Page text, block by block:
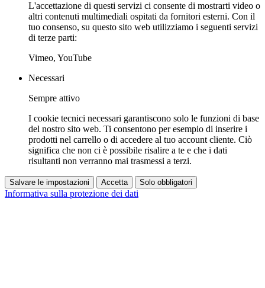
L'accettazione di questi servizi ci consente di mostrarti video o
altri contenuti multimediali ospitati da fornitori esterni. Con il
tuo consenso, su questo sito web utilizziamo i seguenti servizi
di terze parti:
Vimeo, YouTube
Necessari
Sempre attivo
I cookie tecnici necessari garantiscono solo le funzioni di base
del nostro sito web. Ti consentono per esempio di inserire i
prodotti nel carrello o di accedere al tuo account cliente. Ciò
significa che non ci è possibile risalire a te e che i dati
risultanti non verranno mai trasmessi a terzi.
Salvare le impostazioni Accetta Solo obbligatori
Informativa sulla protezione dei dati